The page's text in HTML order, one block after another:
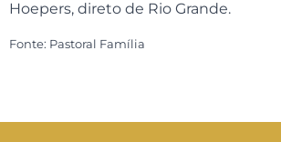
Hoepers, direto de Rio Grande.
Fonte: Pastoral Família